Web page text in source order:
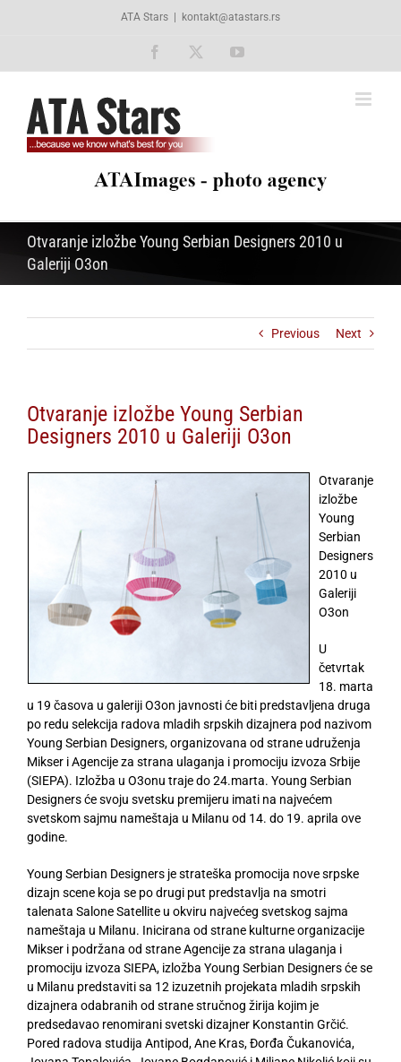
ATA Stars kontakt@atastars.rs
Facebook YouTube
Otvaranje izložbe Young Serbian Designers 2010 u
Galeriji O3on
Previous Next
Otvaranje izložbe Young Serbian
Designers 2010 u Galeriji O3on
Otvaranje
izložbe
Young
Serbian
Designers
2010 u
Galeriji
O3on
U
četvrtak
18. marta
u 19 časova u galeriji O3on javnosti će biti predstavljena druga
po redu selekcija radova mladih srpskih dizajnera pod nazivom
Young Serbian Designers, organizovana od strane udruženja
Mikser i Agencije za strana ulaganja i promociju izvoza Srbije
(SIEPA). Izložba u O3onu traje do 24.marta. Young Serbian
Designers će svoju svetsku premijeru imati na najvećem
svetskom sajmu nameštaja u Milanu od 14. do 19. aprila ove
godine.
Young Serbian Designers je strateška promocija nove srpske
dizajn scene koja se po drugi put predstavlja na smotri
talenata Salone Satellite u okviru najvećeg svetskog sajma
nameštaja u Milanu. Inicirana od strane kulturne organizacije
Mikser i podržana od strane Agencije za strana ulaganja i
promociju izvoza SIEPA, izložba Young Serbian Designers će se
u Milanu predstaviti sa 12 izuzetnih projekata mladih srpskih
dizajnera odabranih od strane stručnog žirija kojim je
predsedavao renomirani svetski dizajner Konstantin Grčić.
Pored radova studija Antipod, Ane Kras, Đorđa Čukanovića,